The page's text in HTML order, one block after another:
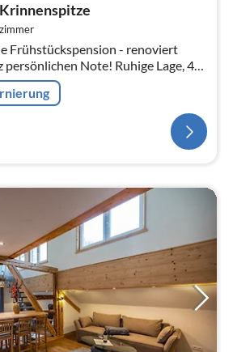
Frühstückspension - renoviert
Note! Ruhige Lage, 40
für´s Wandern.